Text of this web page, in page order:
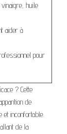
huile
aider à
pour
? Cette
de
inconfortable.
de la